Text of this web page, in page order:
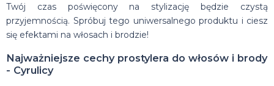
Twój czas poświęcony na stylizację będzie czystą
przyjemnością. Spróbuj tego uniwersalnego produktu i ciesz
się efektami na włosach i brodzie!
Najważniejsze cechy prostylera do włosów i brody
- Cyrulicy